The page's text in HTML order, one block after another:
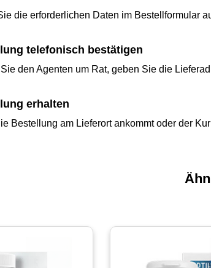
die erforderlichen Daten im Bestellformular
den Agenten um Rat, geben Sie die
Bestellung am Lieferort ankommt oder der